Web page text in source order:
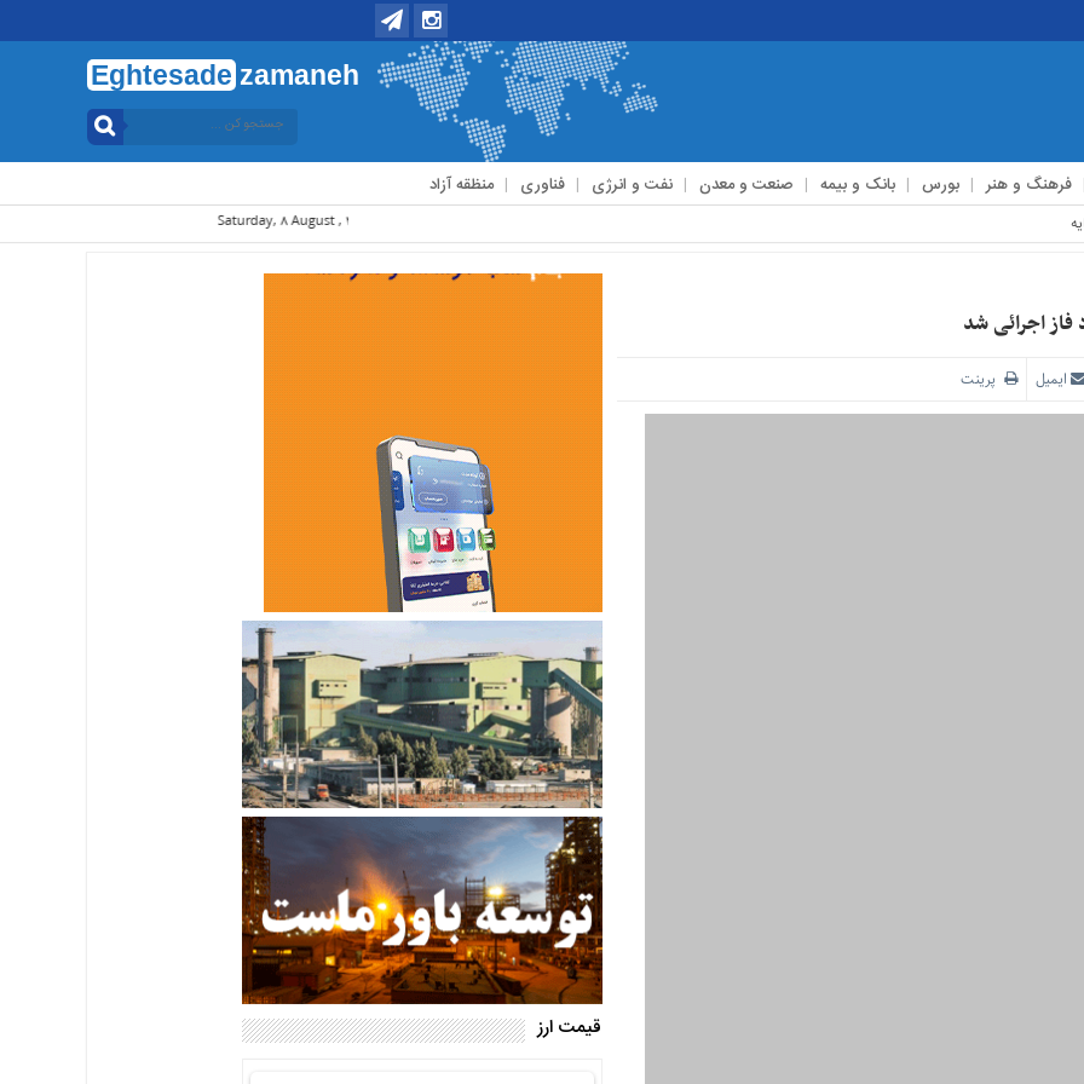
Eghtesade zamaneh
فرهنگ و هنر بورس بانک و بیمه صنعت و معدن نفت و انرژی فناوری منظقه آزاد
اجرائی شد
ایمیل پرینت
قیمت ارز